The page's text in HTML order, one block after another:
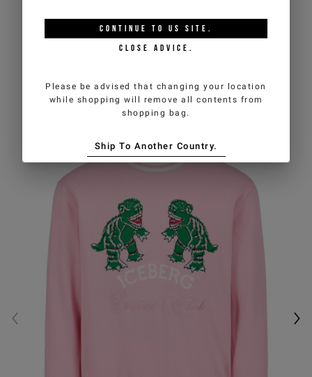
DAS KÖNNTE IHNEN AUCH
CONTINUE TO US SITE.
CLOSE ADVICE.
Please be advised that changing your location
while shopping will remove all contents from
shopping bag.
Ship To Another Country.